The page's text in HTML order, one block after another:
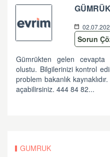
Sorun
Gümrükten gelen cevapta
olustu. Bilgilerinizi kontrol
problem bakanlık
açabilirsiniz. 444 84 82...
GUMRUK